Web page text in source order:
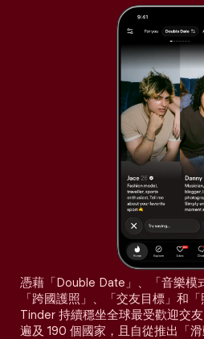
憑藉「Double Date」、「音樂模
「跨國護照」、「交友目標」和
Tinder 持續穩坐全球最受歡迎交
遍及 190 個國家，且自從推出「